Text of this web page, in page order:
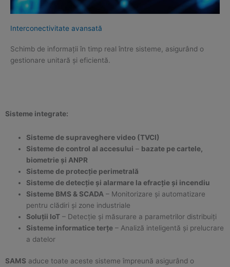
Interconectivitate avansată
Schimb de informații în timp real între sisteme, asigurând o
gestionare unitară și eficientă.
Sisteme integrate:
Sisteme de supraveghere video (TVCI)
Sisteme de control al accesului – bazate pe cartele,
biometrie și ANPR
Sisteme de protecție perimetrală
Sisteme de detecție și alarmare la efracție și incendiu
Sisteme BMS & SCADA – Monitorizare și automatizare
pentru clădiri și zone industriale
Soluții IoT – Detecție și măsurare a parametrilor distribuiți
Sisteme informatice terțe – Analiză inteligentă și prelucrare
a datelor
SAMS aduce toate aceste sisteme împreună asigurând o